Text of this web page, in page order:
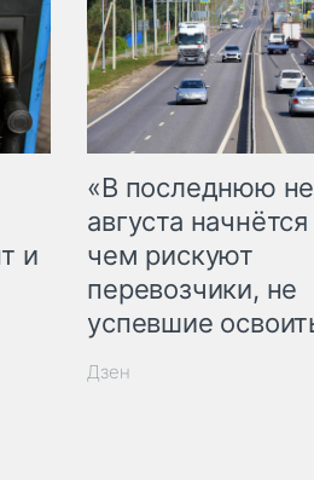
и
«В последнюю
августа
чем рискуют
перевозчики, не
успевшие
Дзен